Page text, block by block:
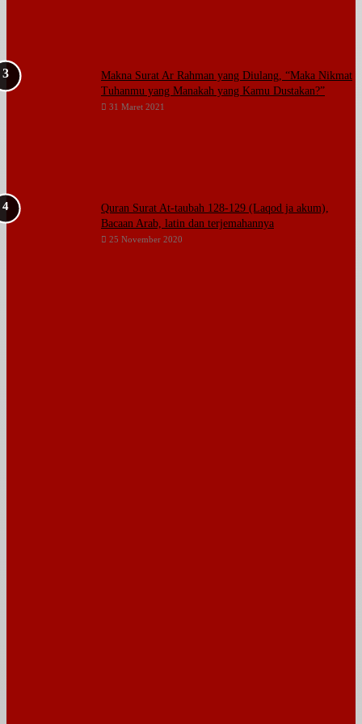
Makna Surat Ar Rahman yang Diulang, “Maka Nikmat
Tuhanmu yang Manakah yang Kamu Dustakan?”
31 Maret 2021
Quran Surat At-taubah 128-129 (Laqod ja akum),
Bacaan Arab, latin dan terjemahannya
25 November 2020